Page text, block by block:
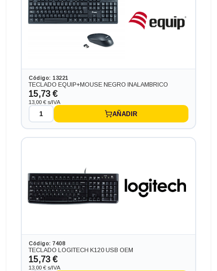
Código: 13221
TECLADO EQUIP+MOUSE NEGRO INALAMBRICO
15,73 €
13,00 € s/IVA
AÑADIR
Código: 7408
TECLADO LOGITECH K120 USB OEM
15,73 €
13,00 € s/IVA